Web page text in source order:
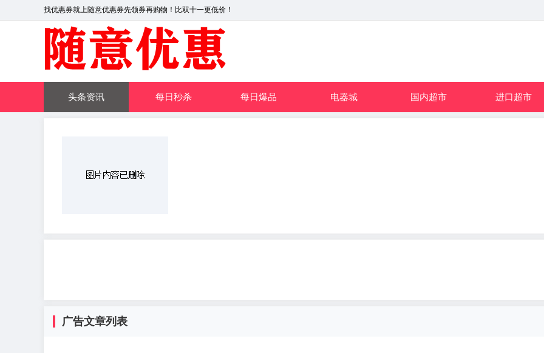
找优惠券就上随意优惠券先领券再购物！比双十一更低价！
头条资讯 每日秒杀 每日爆品 电器城 国内超市 进口超市
广告文章列表